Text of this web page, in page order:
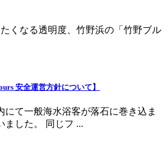
くなる透明度、竹野浜の「竹野ブル
安全運営方針について】
にて一般海水浴客が落石に巻き込ま
ました。 同じフ ...